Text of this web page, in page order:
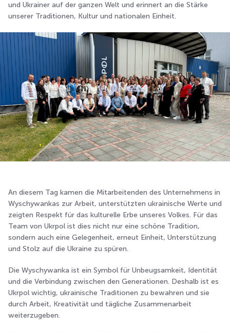
und Ukrainer auf der ganzen Welt und erinnert an die Stärke
unserer Traditionen, Kultur und nationalen Einheit.
An diesem Tag kamen die Mitarbeitenden des Unternehmens in
Wyschywankas zur Arbeit, unterstützten ukrainische Werte und
zeigten Respekt für das kulturelle Erbe unseres Volkes. Für das
Team von Ukrpol ist dies nicht nur eine schöne Tradition,
sondern auch eine Gelegenheit, erneut Einheit, Unterstützung
und Stolz auf die Ukraine zu spüren.
Die Wyschywanka ist ein Symbol für Unbeugsamkeit, Identität
und die Verbindung zwischen den Generationen. Deshalb ist es
Ukrpol wichtig, ukrainische Traditionen zu bewahren und sie
durch Arbeit, Kreativität und tägliche Zusammenarbeit
weiterzugeben.